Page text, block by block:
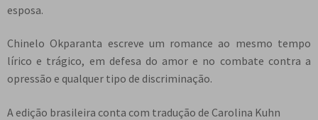
esposa.
Chinelo Okparanta escreve um romance ao mesmo tempo
lírico e trágico, em defesa do amor e no combate contra a
opressão e qualquer tipo de discriminação.
A edição brasileira conta com tradução de Carolina Kuhn